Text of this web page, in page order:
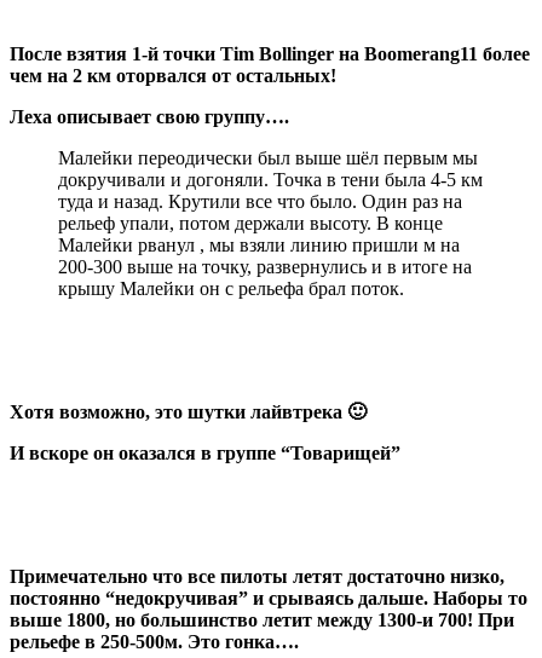
После взятия 1-й точки Tim Bollinger на Boomerang11 более
чем на 2 км оторвался от остальных!
Леха описывает свою группу….
Малейки переодически был выше шёл первым мы
докручивали и догоняли. Точка в тени была 4-5 км
туда и назад. Крутили все что было. Один раз на
рельеф упали, потом держали высоту. В конце
Малейки рванул , мы взяли линию пришли м на
200-300 выше на точку, развернулись и в итоге на
крышу Малейки он с рельефа брал поток.
Хотя возможно, это шутки лайвтрека 🙂
И вскоре он оказался в группе “Товарищей”
Примечательно что все пилоты летят достаточно низко,
постоянно “недокручивая” и срываясь дальше. Наборы то
выше 1800, но большинство летит между 1300-и 700! При
рельефе в 250-500м. Это гонка….